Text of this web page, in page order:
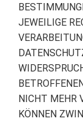
JEWEILIGE
NICHT MEHR
KÖNNEN